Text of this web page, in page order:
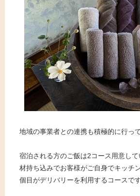
地域の事業者との連携も積極的に行っ
宿泊される方のご飯は2コース用意し
材持ち込みでお客様がご自身でキッチ
個目がデリバリーを利用するコースです